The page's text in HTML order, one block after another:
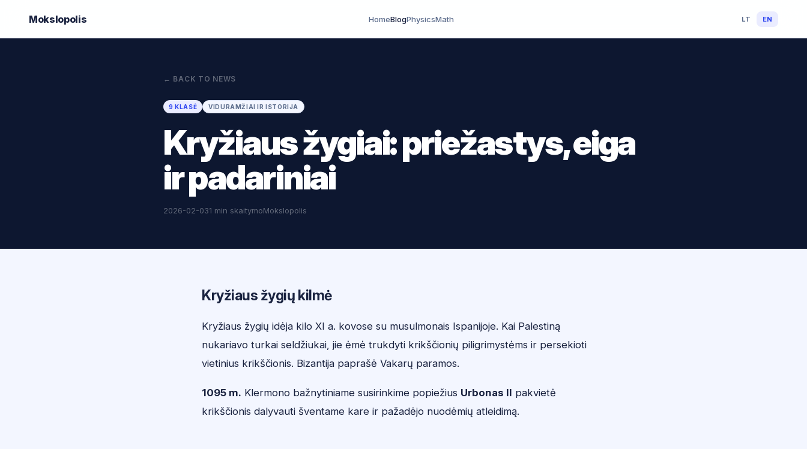
Mokslopolis HomeBlogPhysicsMath LT EN
← BACK TO NEWS
9 KLASĖ VIDURAMŽIAI IR ISTORIJA
Kryžiaus žygiai: priežastys, eiga
ir padariniai
2026-02-031 min skaitymoMokslopolis
Kryžiaus žygių kilmė
Kryžiaus žygių idėja kilo XI a. kovose su musulmonais Ispanijoje. Kai Palestiną
nukariavo turkai seldžiukai, jie ėmė trukdyti krikščionių piligrimystėms ir persekioti
vietinius krikščionis. Bizantija paprašė Vakarų paramos.
1095 m. Klermono bažnytiniame susirinkime popiežius Urbonas II pakvietė
krikščionis dalyvauti šventame kare ir pažadėjo nuodėmių atleidimą.